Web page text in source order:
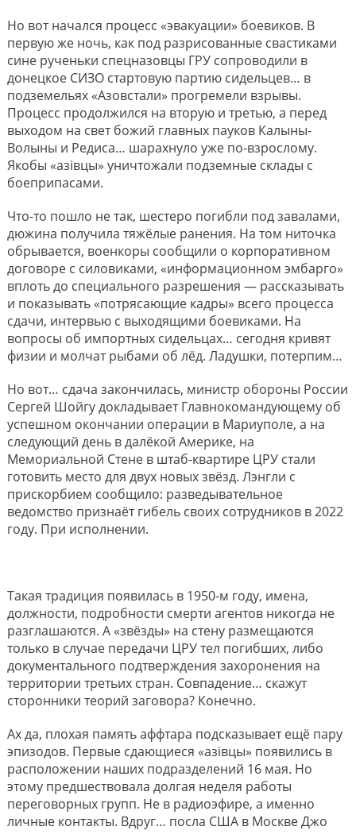
Но вот начался процесс «эвакуации» боевиков. В
первую же ночь, как под разрисованные свастиками
сине рученьки спецназовцы ГРУ сопроводили в
донецкое СИЗО стартовую партию сидельцев… в
подземельях «Азовстали» прогремели взрывы.
Процесс продолжился на вторую и третью, а перед
выходом на свет божий главных пауков Калыны-
Волыны и Редиса… шарахнуло уже по-взрослому.
Якобы «азiвцы» уничтожали подземные склады с
боеприпасами.
Что-то пошло не так, шестеро погибли под завалами,
дюжина получила тяжёлые ранения. На том ниточка
обрывается, военкоры сообщили о корпоративном
договоре с силовиками, «информационном эмбарго»
вплоть до специального разрешения — рассказывать
и показывать «потрясающие кадры» всего процесса
сдачи, интервью с выходящими боевиками. На
вопросы об импортных сидельцах… сегодня кривят
физии и молчат рыбами об лёд. Ладушки, потерпим…
Но вот… сдача закончилась, министр обороны России
Сергей Шойгу докладывает Главнокомандующему об
успешном окончании операции в Мариуполе, а на
следующий день в далёкой Америке, на
Мемориальной Стене в штаб-квартире ЦРУ стали
готовить место для двух новых звёзд. Лэнгли с
прискорбием сообщило: разведывательное
ведомство признаёт гибель своих сотрудников в 2022
году. При исполнении.
Такая традиция появилась в 1950-м году, имена,
должности, подробности смерти агентов никогда не
разглашаются. А «звёзды» на стену размещаются
только в случае передачи ЦРУ тел погибших, либо
документального подтверждения захоронения на
территории третьих стран. Совпадение… скажут
сторонники теорий заговора? Конечно.
Ах да, плохая память аффтара подсказывает ещё пару
эпизодов. Первые сдающиеся «азiвцы» появились в
расположении наших подразделений 16 мая. Но
этому предшествовала долгая неделя работы
переговорных групп. Не в радиоэфире, а именно
личные контакты. Вдруг… посла США в Москве Джо